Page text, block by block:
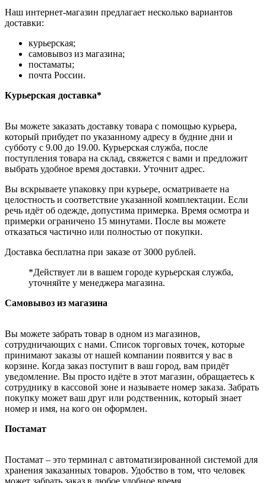
Наш интернет-магазин предлагает несколько вариантов
доставки:
курьерская;
самовывоз из магазина;
постаматы;
почта России.
Курьерская доставка*
Вы можете заказать доставку товара с помощью курьера,
который прибудет по указанному адресу в будние дни и
субботу с 9.00 до 19.00. Курьерская служба, после
поступления товара на склад, свяжется с вами и предложит
выбрать удобное время доставки. Уточнит адрес.
Вы вскрываете упаковку при курьере, осматриваете на
целостность и соответствие указанной комплектации. Если
речь идёт об одежде, допустима примерка. Время осмотра и
примерки ограничено 15 минутами. После вы можете
отказаться частично или полностью от покупки.
Доставка бесплатна при заказе от 3000 рублей.
*Действует ли в вашем городе курьерская служба,
уточняйте у менеджера магазина.
Самовывоз из магазина
Вы можете забрать товар в одном из магазинов,
сотрудничающих с нами. Список торговых точек, которые
принимают заказы от нашей компании появится у вас в
корзине. Когда заказ поступит в ваш город, вам придёт
уведомление. Вы просто идёте в этот магазин, обращаетесь к
сотруднику в кассовой зоне и называете номер заказа. Забрать
покупку может ваш друг или родственник, который знает
номер и имя, на кого он оформлен.
Постамат
Постамат – это терминал с автоматизированной системой для
хранения заказанных товаров. Удобство в том, что человек